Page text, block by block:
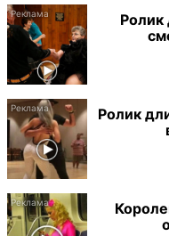
Ролик
Ролик